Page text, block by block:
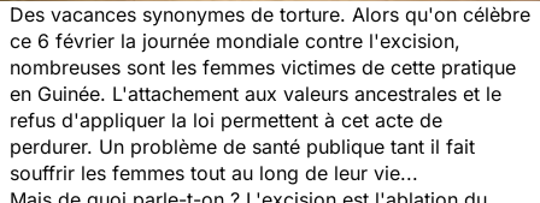
Des vacances synonymes de torture. Alors qu'on célèbre
ce 6 février la journée mondiale contre l'excision,
nombreuses sont les femmes victimes de cette pratique
en Guinée. L'attachement aux valeurs ancestrales et le
refus d'appliquer la loi permettent à cet acte de
perdurer. Un problème de santé publique tant il fait
souffrir les femmes tout au long de leur vie...